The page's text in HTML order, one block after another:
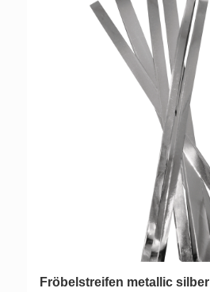
Fröbelstreifen metallic silber